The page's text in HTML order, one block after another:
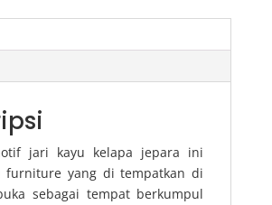
jari kayu kelapa jepara ini
furniture yang di tempatkan di
sebagai tempat berkumpul